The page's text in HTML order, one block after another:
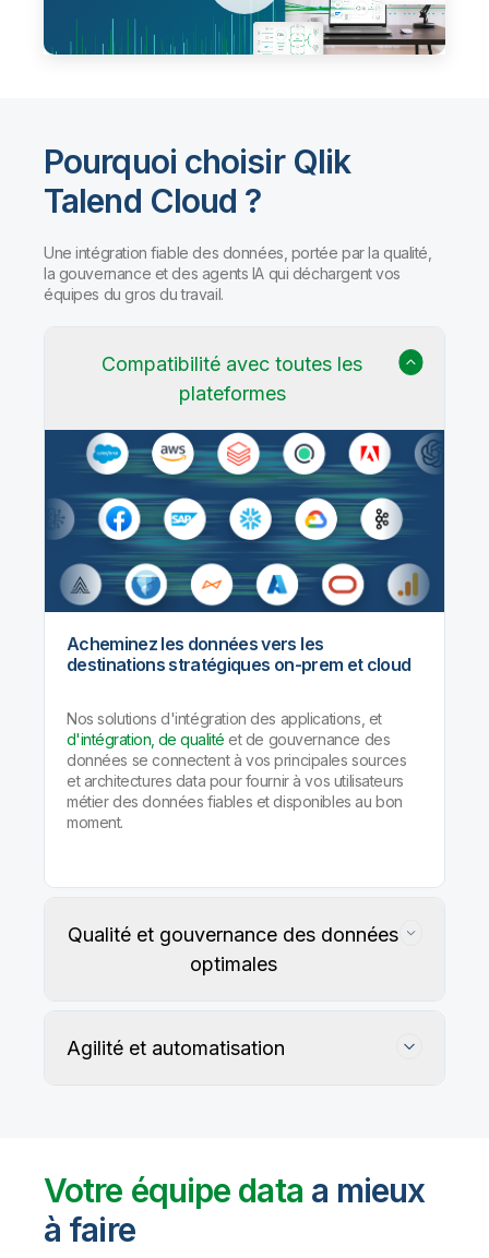
Pourquoi choisir Qlik
Talend Cloud ?
Une intégration fiable des données, portée par la qualité,
la gouvernance et des agents IA qui déchargent vos
équipes du gros du travail.
Compatibilité avec toutes les
plateformes
Acheminez les données vers les
destinations stratégiques on-prem et cloud
Nos solutions d'intégration des applications, et
d'intégration, de qualité et de gouvernance des
données se connectent à vos principales sources
et architectures data pour fournir à vos utilisateurs
métier des données fiables et disponibles au bon
moment.
Qualité et gouvernance des données
optimales
Agilité et automatisation
Votre équipe data a mieux
à faire